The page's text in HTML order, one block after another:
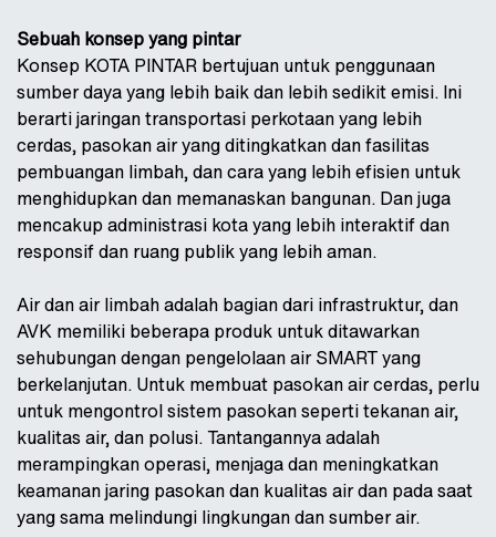
Sebuah konsep yang pintar
Konsep KOTA PINTAR bertujuan untuk penggunaan
sumber daya yang lebih baik dan lebih sedikit emisi. Ini
berarti jaringan transportasi perkotaan yang lebih
cerdas, pasokan air yang ditingkatkan dan fasilitas
pembuangan limbah, dan cara yang lebih efisien untuk
menghidupkan dan memanaskan bangunan. Dan juga
mencakup administrasi kota yang lebih interaktif dan
responsif dan ruang publik yang lebih aman.
Air dan air limbah adalah bagian dari infrastruktur, dan
AVK memiliki beberapa produk untuk ditawarkan
sehubungan dengan pengelolaan air SMART yang
berkelanjutan. Untuk membuat pasokan air cerdas, perlu
untuk mengontrol sistem pasokan seperti tekanan air,
kualitas air, dan polusi. Tantangannya adalah
merampingkan operasi, menjaga dan meningkatkan
keamanan jaring pasokan dan kualitas air dan pada saat
yang sama melindungi lingkungan dan sumber air.